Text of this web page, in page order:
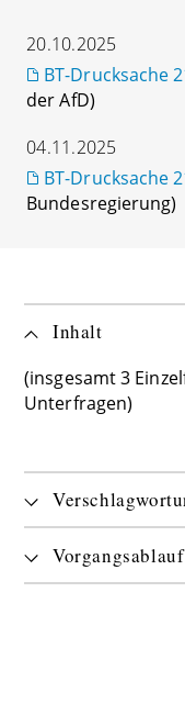
20.10.2025
BT-Drucksache
der AfD)
04.11.2025
BT-Drucksache
Bundesregierung)
Inhalt
(insgesamt 3
Unterfragen)
Vorgangsablauf